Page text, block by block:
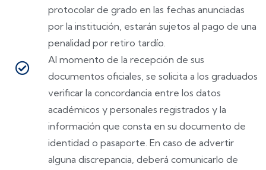
protocolar de grado en las fechas anunciadas
por la institución, estarán sujetos al pago de una
penalidad por retiro tardío.
Al momento de la recepción de sus
documentos oficiales, se solicita a los graduados
verificar la concordancia entre los datos
académicos y personales registrados y la
información que consta en su documento de
identidad o pasaporte. En caso de advertir
alguna discrepancia, deberá comunicarlo de